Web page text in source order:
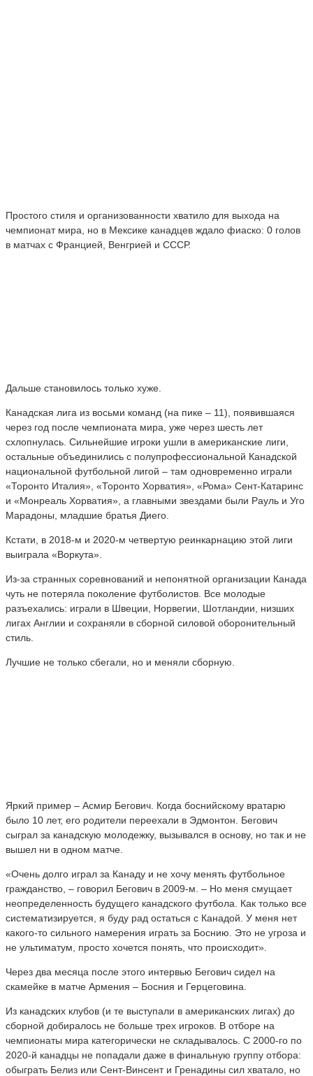
Простого стиля и организованности хватило для выхода на
чемпионат мира, но в Мексике канадцев ждало фиаско: 0 голов
в матчах с Францией, Венгрией и СССР.
Дальше становилось только хуже.
Канадская лига из восьми команд (на пике – 11), появившаяся
через год после чемпионата мира, уже через шесть лет
схлопнулась. Сильнейшие игроки ушли в американские лиги,
остальные объединились с полупрофессиональной Канадской
национальной футбольной лигой – там одновременно играли
«Торонто Италия», «Торонто Хорватия», «Рома» Сент-Катаринс
и «Монреаль Хорватия», а главными звездами были Рауль и Уго
Марадоны, младшие братья Диего.
Кстати, в 2018-м и 2020-м четвертую реинкарнацию этой лиги
выиграла «Воркута».
Из-за странных соревнований и непонятной организации Канада
чуть не потеряла поколение футболистов. Все молодые
разъехались: играли в Швеции, Норвегии, Шотландии, низших
лигах Англии и сохраняли в сборной силовой оборонительный
стиль.
Лучшие не только сбегали, но и меняли сборную.
Яркий пример – Асмир Бегович. Когда боснийскому вратарю
было 10 лет, его родители переехали в Эдмонтон. Бегович
сыграл за канадскую молодежку, вызывался в основу, но так и не
вышел ни в одном матче.
«Очень долго играл за Канаду и не хочу менять футбольное
гражданство, – говорил Бегович в 2009-м. – Но меня смущает
неопределенность будущего канадского футбола. Как только все
систематизируется, я буду рад остаться с Канадой. У меня нет
какого-то сильного намерения играть за Боснию. Это не угроза и
не ультиматум, просто хочется понять, что происходит».
Через два месяца после этого интервью Бегович сидел на
скамейке в матче Армения – Босния и Герцеговина.
Из канадских клубов (и те выступали в американских лигах) до
сборной добиралось не больше трех игроков. В отборе на
чемпионаты мира категорически не складывалось. С 2000-го по
2020-й канадцы не попадали даже в финальную группу отбора:
обыграть Белиз или Сент-Винсент и Гренадины сил хватало, но